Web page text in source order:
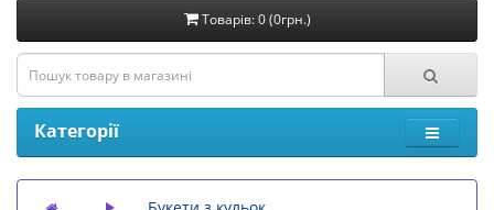
Товарів: 0 (0грн.)
Категорії